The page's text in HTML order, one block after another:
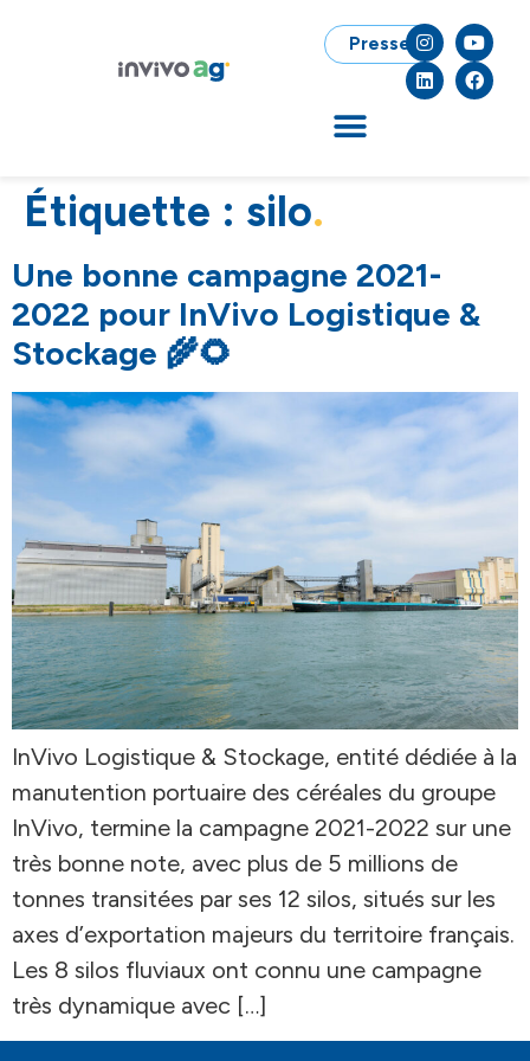
Presse
Étiquette : silo
Une bonne campagne 2021-
2022 pour InVivo Logistique &
Stockage 🌾🌻
InVivo Logistique & Stockage, entité dédiée à la
manutention portuaire des céréales du groupe
InVivo, termine la campagne 2021-2022 sur une
très bonne note, avec plus de 5 millions de
tonnes transitées par ses 12 silos, situés sur les
axes d’exportation majeurs du territoire français.
Les 8 silos fluviaux ont connu une campagne
très dynamique avec […]